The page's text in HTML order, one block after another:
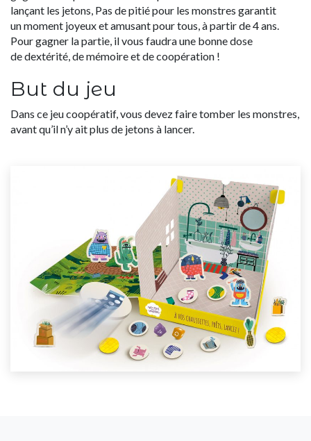
lançant les jetons, Pas de pitié pour les monstres garantit
unmoment joyeux et amusant pour tous, à partir de 4 ans.
Pour gagner la partie, il vous faudra une bonne dose
dedextérité, demémoireet decoopération !
But du jeu
Dans ce jeu coopératif, vous devez faire tomber les monstres,
avant qu’il n’y ait plus de jetons à lancer.